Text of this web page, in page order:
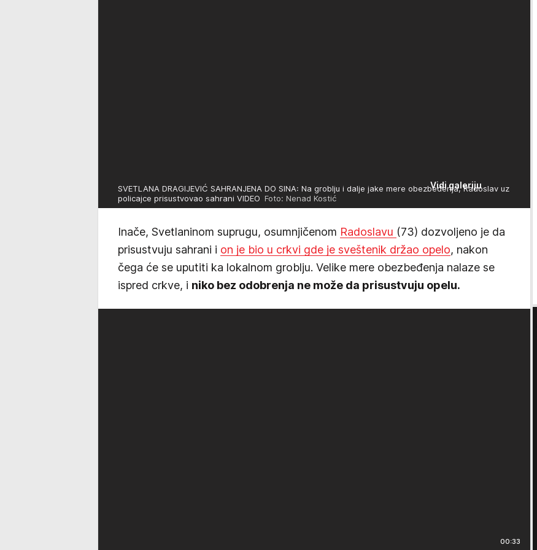
Vidi galeriju
SVETLANA DRAGIJEVIĆ SAHRANJENA DO SINA: Na groblju i dalje jake mere obezbeđenja, Radoslav uz
policajce prisustvovao sahrani VIDEO Foto: Nenad Kostić
Inače, Svetlaninom suprugu, osumnjičenom Radoslavu (73) dozvoljeno je da
prisustvuju sahrani i on je bio u crkvi gde je sveštenik držao opelo, nakon
čega će se uputiti ka lokalnom groblju. Velike mere obezbeđenja nalaze se
ispred crkve, i niko bez odobrenja ne može da prisustvuju opelu.
00:33